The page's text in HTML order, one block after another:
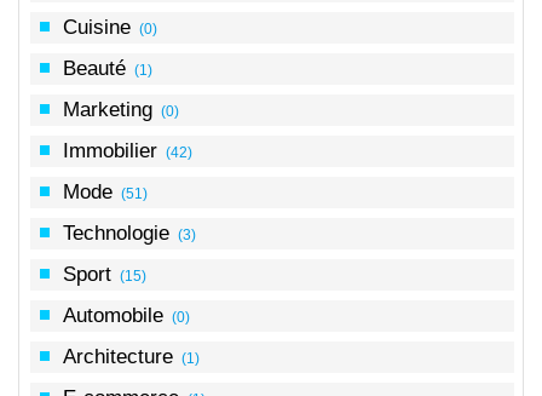
Cuisine (0)
Beauté (1)
Marketing (0)
Immobilier (42)
Mode (51)
Technologie (3)
Sport (15)
Automobile (0)
Architecture (1)